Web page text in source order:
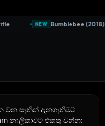
NEW Bumblebee (2018)
වන සැනින් දැනගැනීමට
නාලිකාවට එකතු වන්න: